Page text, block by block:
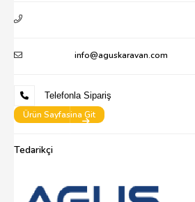
info@aguskaravan.com
Telefonla Sipariş
Ürün Sayfasina Git
Tedarikçi